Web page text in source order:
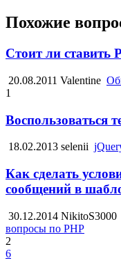
Похожие
Стоит ли ставить
20.08.2011 Valentine
1
Воспользоваться
18.02.2013 selenii
Как сделать
сообщений в
30.12.2014 NikitoS3000
вопросы по PHP
2
6